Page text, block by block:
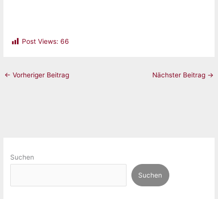
Post Views: 66
← Vorheriger Beitrag Nächster Beitrag →
Suchen
Suchen